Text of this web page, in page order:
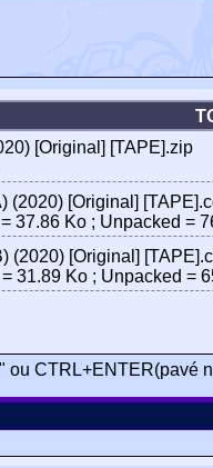
[Original] [TAPE].zip
(2020) [Original]
37.86 Ko ; Unpacked =
(2020) [Original]
31.89 Ko ; Unpacked =
ou CTRL+ENTER(pavé